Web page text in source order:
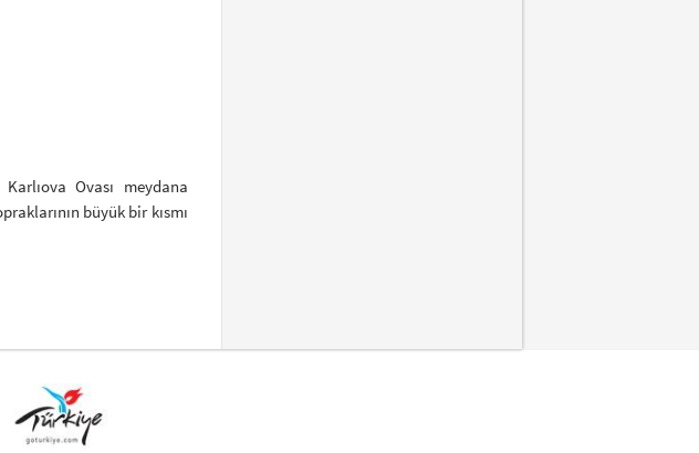
Ovası meydana
büyük bir kısmı